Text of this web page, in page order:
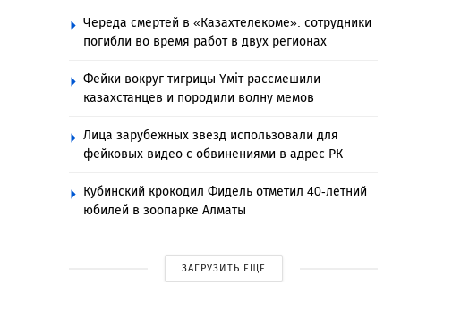
Череда смертей в «Казахтелекоме»: сотрудники
погибли во время работ в двух регионах
Фейки вокруг тигрицы Үміт рассмешили
казахстанцев и породили волну мемов
Лица зарубежных звезд использовали для
фейковых видео с обвинениями в адрес РК
Кубинский крокодил Фидель отметил 40-летний
юбилей в зоопарке Алматы
ЗАГРУЗИТЬ ЕЩЕ